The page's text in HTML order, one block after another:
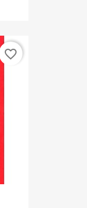
favorite_border